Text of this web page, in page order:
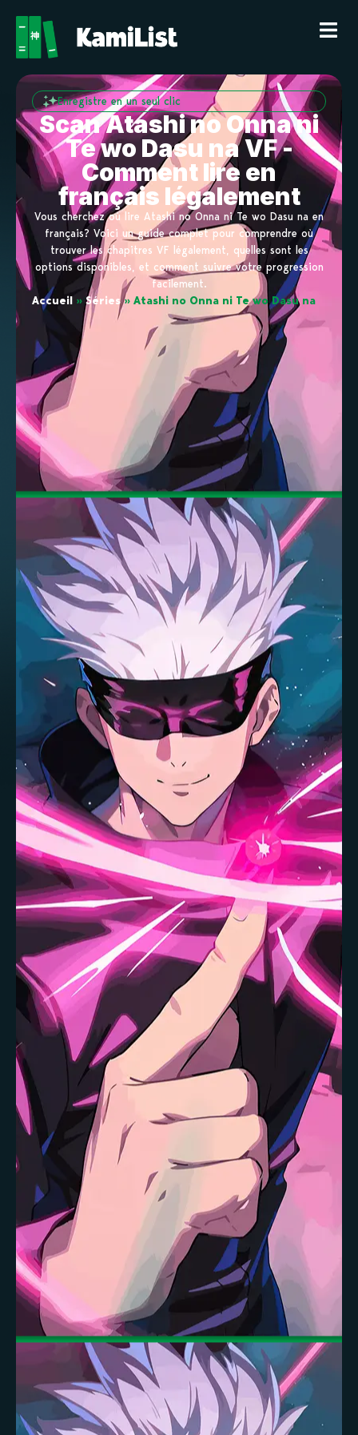
Enregistre en un seul clic
Scan Atashi no Onna ni
Te wo Dasu na VF -
Comment lire en
français légalement
Vous cherchez où lire Atashi no Onna ni Te wo Dasu na en
français? Voici un guide complet pour comprendre où
trouver les chapitres VF légalement, quelles sont les
options disponibles, et comment suivre votre progression
facilement.
Accueil »Séries» Atashi no Onna ni Te wo Dasu na